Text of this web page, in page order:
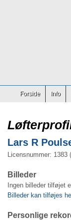
Forside Info
Lars R
Licensnummer:
Billeder
Ingen billeder tilføjet
Billeder kan tilføjes
Personlige